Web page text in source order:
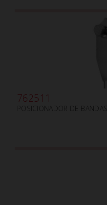
762511
POSICIONADOR DE